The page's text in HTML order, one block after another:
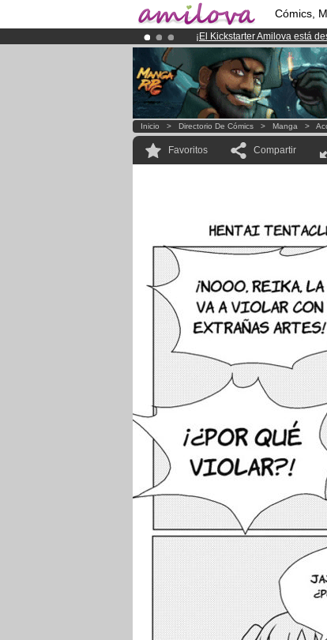
Cómics,
¡ El Kickstarter Amilova está
¡Ya tenemos 100000
¡Conviertete en Premium por
Inicio > Directorio De Cómics > Manga >
Favoritos Compartir